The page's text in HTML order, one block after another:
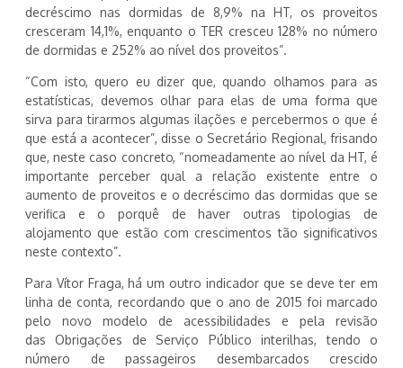
decréscimo nas dormidas de 8,9% na HT, os proveitos
cresceram 14,1%, enquanto o TER cresceu 128% no número
de dormidas e 252% ao nível dos proveitos”.
“Com isto, quero eu dizer que, quando olhamos para as
estatísticas, devemos olhar para elas de uma forma que
sirva para tirarmos algumas ilações e percebermos o que é
que está a acontecer”, disse o Secretário Regional, frisando
que, neste caso concreto, “nomeadamente ao nível da HT, é
importante perceber qual a relação existente entre o
aumento de proveitos e o decréscimo das dormidas que se
verifica e o porquê de haver outras tipologias de
alojamento que estão com crescimentos tão significativos
neste contexto”.
Para Vítor Fraga, há um outro indicador que se deve ter em
linha de conta, recordando que o ano de 2015 foi marcado
pelo novo modelo de acessibilidades e pela revisão
das Obrigações de Serviço Público interilhas, tendo o
número de passageiros desembarcados crescido